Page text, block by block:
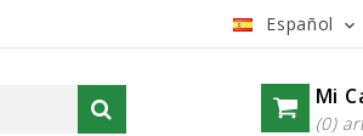
Español 
Mi
(0)